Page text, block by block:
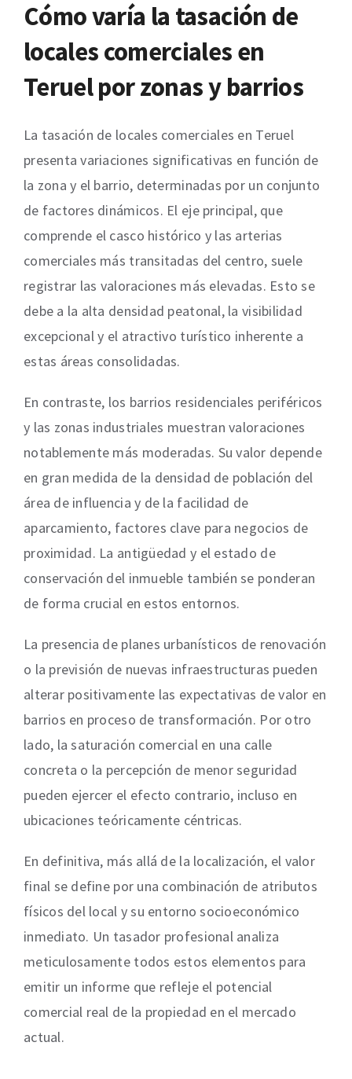
Cómo varía la tasación de
locales comerciales en
Teruel por zonas y barrios
La tasación de locales comerciales en Teruel
presenta variaciones significativas en función de
la zona y el barrio, determinadas por un conjunto
de factores dinámicos. El eje principal, que
comprende el casco histórico y las arterias
comerciales más transitadas del centro, suele
registrar las valoraciones más elevadas. Esto se
debe a la alta densidad peatonal, la visibilidad
excepcional y el atractivo turístico inherente a
estas áreas consolidadas.
En contraste, los barrios residenciales periféricos
y las zonas industriales muestran valoraciones
notablemente más moderadas. Su valor depende
en gran medida de la densidad de población del
área de influencia y de la facilidad de
aparcamiento, factores clave para negocios de
proximidad. La antigüedad y el estado de
conservación del inmueble también se ponderan
de forma crucial en estos entornos.
La presencia de planes urbanísticos de renovación
o la previsión de nuevas infraestructuras pueden
alterar positivamente las expectativas de valor en
barrios en proceso de transformación. Por otro
lado, la saturación comercial en una calle
concreta o la percepción de menor seguridad
pueden ejercer el efecto contrario, incluso en
ubicaciones teóricamente céntricas.
En definitiva, más allá de la localización, el valor
final se define por una combinación de atributos
físicos del local y su entorno socioeconómico
inmediato. Un tasador profesional analiza
meticulosamente todos estos elementos para
emitir un informe que refleje el potencial
comercial real de la propiedad en el mercado
actual.